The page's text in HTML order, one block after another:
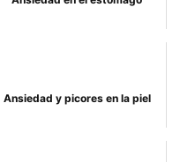
Ansiedad y picores en la piel